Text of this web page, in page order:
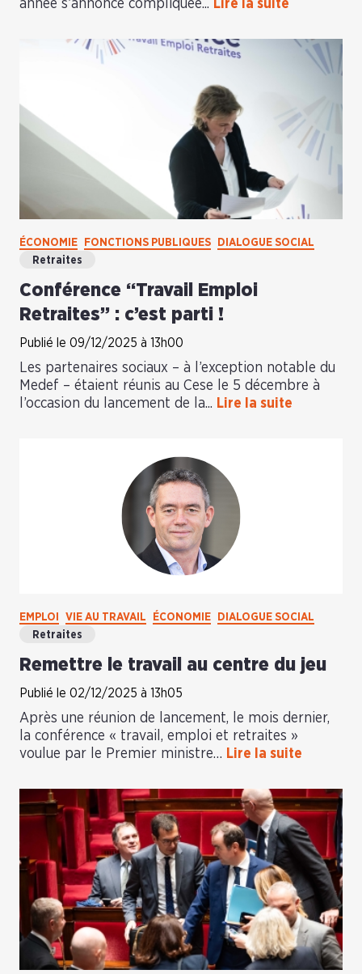
année s’annonce compliquée... Lire la suite
ÉCONOMIE FONCTIONS PUBLIQUES
DIALOGUE SOCIAL
Retraites
Conférence “Travail Emploi
Retraites” : c’est parti !
Publié le 09/12/2025 à 13h00
Les partenaires sociaux – à l’exception notable du
Medef – étaient réunis au Cese le 5 décembre à
l’occasion du lancement de la... Lire la suite
EMPLOI VIE AU TRAVAIL ÉCONOMIE
DIALOGUE SOCIAL
Retraites
Remettre le travail au centre du jeu
Publié le 02/12/2025 à 13h05
Après une réunion de lancement, le mois dernier,
la conférence « travail, emploi et retraites »
voulue par le Premier ministre… Lire la suite